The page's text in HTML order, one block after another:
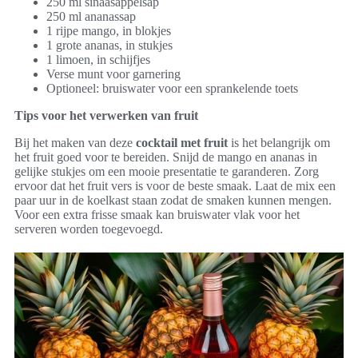
250 ml ananassap
1 rijpe mango, in blokjes
1 grote ananas, in stukjes
1 limoen, in schijfjes
Verse munt voor garnering
Optioneel: bruiswater voor een sprankelende toets
Tips voor het verwerken van fruit
Bij het maken van deze cocktail met fruit is het belangrijk om
het fruit goed voor te bereiden. Snijd de mango en ananas in
gelijke stukjes om een mooie presentatie te garanderen. Zorg
ervoor dat het fruit vers is voor de beste smaak. Laat de mix een
paar uur in de koelkast staan zodat de smaken kunnen mengen.
Voor een extra frisse smaak kan bruiswater vlak voor het
serveren worden toegevoegd.